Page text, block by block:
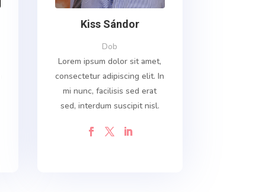
Kiss Sándor
Dob
Lorem ipsum dolor sit amet,
consectetur adipiscing elit. In
mi nunc, facilisis sed erat
sed, interdum suscipit nisl.